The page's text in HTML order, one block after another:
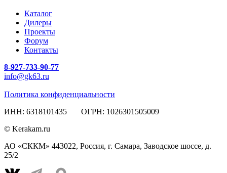
Каталог
Дилеры
Проекты
Форум
Контакты
8-927-733-90-77
info@gk63.ru
Политика конфиденциальности
ИНН: 6318101435 ОГРН: 1026301505009
© Kerakam.ru
АО «СККМ» 443022, Россия, г. Самара, Заводское шоссе, д.
25/2